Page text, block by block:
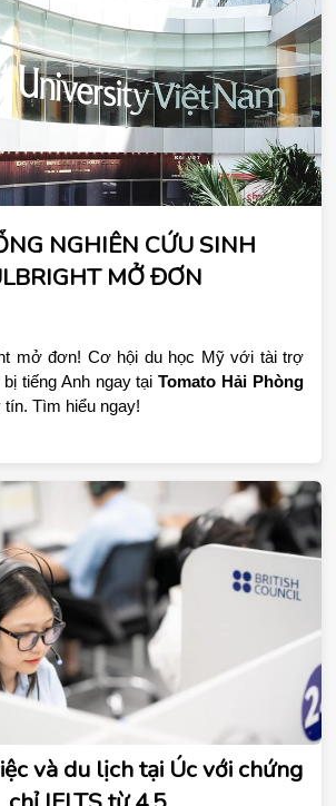
NGHIÊN CỨU SINH
MỞ ĐƠN
mở đơn! Cơ hội du học Mỹ với tài trợ
tiếng Anh ngay tại Tomato Hải Phòng
tín. Tìm hiểu ngay!
và du lịch tại Úc với chứng